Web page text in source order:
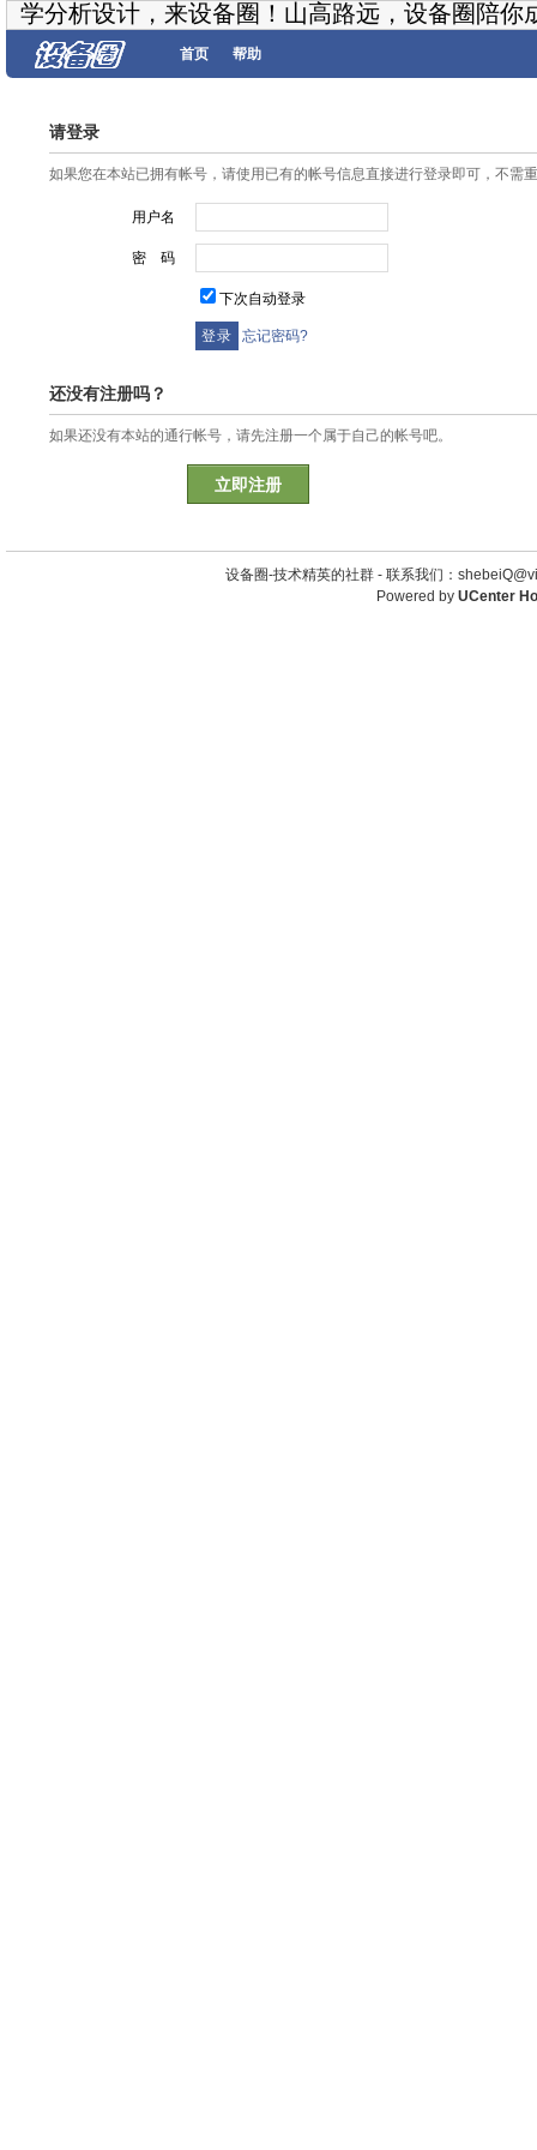
学分析设计，来设备圈！山高路远，设备圈陪你
首页 帮助
请登录
如果您在本站已拥有帐号，请使用已有的帐号信息直接进行登录即可，不需
用户名
密 码
下次自动登录
忘记密码?
还没有注册吗？
如果还没有本站的通行帐号，请先注册一个属于自己的帐号吧。
立即注册
设备圈-技术精英的社群 - 联系我们：
Powered by UCenter